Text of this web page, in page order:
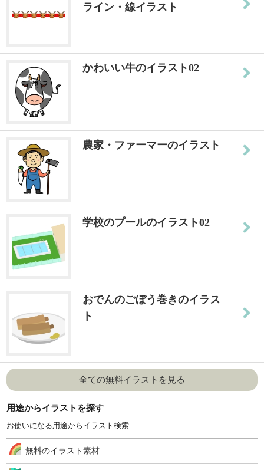
ライン・線イラスト
かわいい牛のイラスト02
農家・ファーマーのイラスト
学校のプールのイラスト02
おでんのごぼう巻きのイラス
ト
全ての無料イラストを見る
用途からイラストを探す
お使いになる用途からイラスト検索
無料のイラスト素材